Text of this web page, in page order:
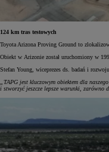
124 km tras testowych
Toyota Arizona Proving Ground to
Obiekt w Arizonie został uruchomiony w
Stefan Young, wiceprezes ds. badań i
„TAPG jest kluczowym obiektem dla
i stworzyć jeszcze lepsze warunki, zarówno